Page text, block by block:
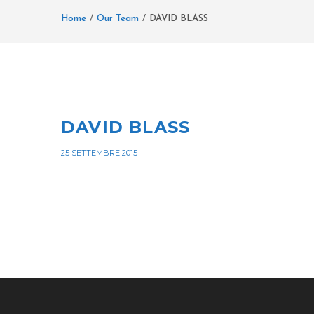
Home Our Team DAVID BLASS
DAVID BLASS
25 SETTEMBRE 2015